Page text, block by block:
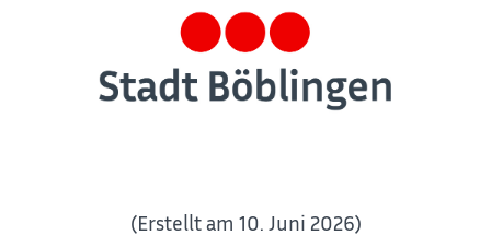
(Erstellt am 10. Juni 2026)